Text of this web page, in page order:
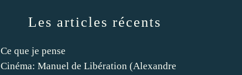
Les articles récents
Ce que je pense
Cinéma: Manuel de Libération (Alexandre